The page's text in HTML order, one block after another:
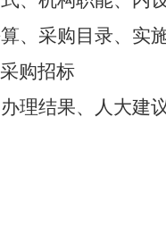
、采购目录、实
购招标
理结果、人大建